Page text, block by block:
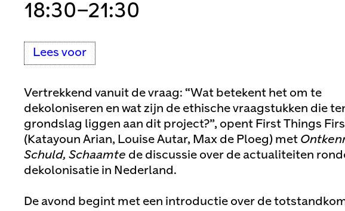
18:30–21:30
Lees voor
Vertrekkend vanuit de vraag: “Wat betekent het om te
dekoloniseren en wat zijn de ethische vraagstukken die
grondslag liggen aan dit project?”, opent First Things
(Katayoun Arian, Louise Autar, Max de Ploeg) met
Schuld, Schaamte de discussie over de actualiteiten
dekolonisatie in Nederland.
De avond begint met een introductie over de